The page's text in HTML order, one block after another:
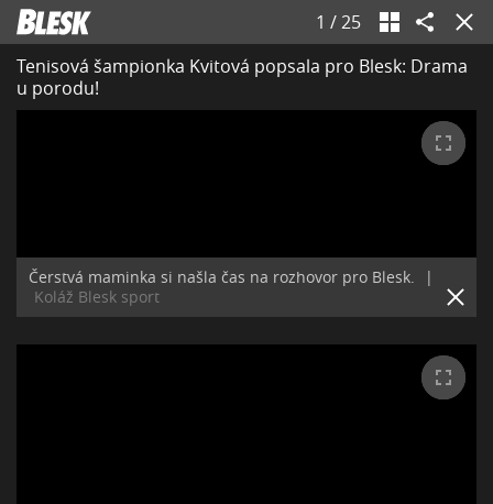
1 /25
Tenisová šampionka Kvitová popsala pro Blesk: Drama
u porodu!
Čerstvá maminka si našla čas na rozhovor pro Blesk.
|
Koláž Blesk sport